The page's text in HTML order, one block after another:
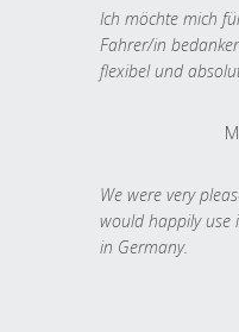
Ich möchte mich
Fahrer/in
flexibel und
We were very
would happily use
in Germany.